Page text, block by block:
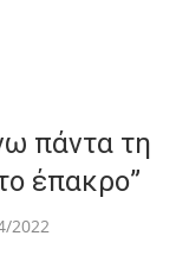
πάντα τη
έπακρο”
2022